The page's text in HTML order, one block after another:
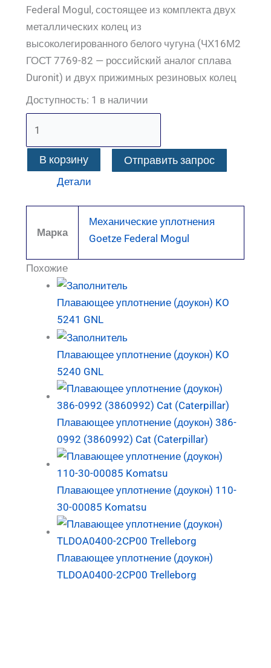
Federal Mogul, состоящее из комплекта двух
металлических колец из
высоколегированного белого чугуна (ЧХ16М2
ГОСТ 7769-82 — российский аналог сплава
Duronit) и двух прижимных резиновых колец
Доступность: 1 в наличии
В корзину Отправить запрос
Детали
Марка
Механические уплотнения
Goetze Federal Mogul
Похожие
Плавающее уплотнение (доукон) KO
5241 GNL
Плавающее уплотнение (доукон) KO
5240 GNL
Плавающее уплотнение (доукон) 386-
0992 (3860992) Cat (Caterpillar)
Плавающее уплотнение (доукон) 110-
30-00085 Komatsu
Плавающее уплотнение (доукон)
TLDOA0400-2CP00 Trelleborg